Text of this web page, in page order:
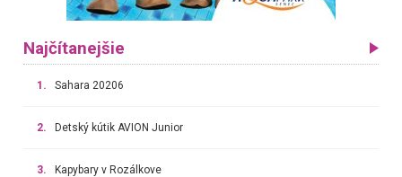
Najčítanejšie
1. Sahara 20206
2. Detský kútik AVION Junior
3. Kapybary v Rozálkove